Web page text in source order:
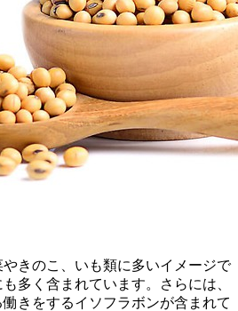
きのこ、いも類に多いイメージで
多く含まれています。さらには、
きをするイソフラボンが含まれて